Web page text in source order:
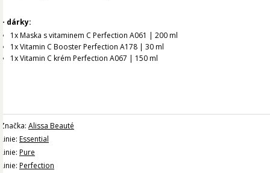
+ dárky:
1x Maska s vitaminem C Perfection A061 | 200 ml
1x Vitamin C Booster Perfection A178 | 30 ml
1x Vitamin C krém Perfection A067 | 150 ml
Značka: Alissa Beauté
Linie: Essential
Linie: Pure
Linie: Perfection